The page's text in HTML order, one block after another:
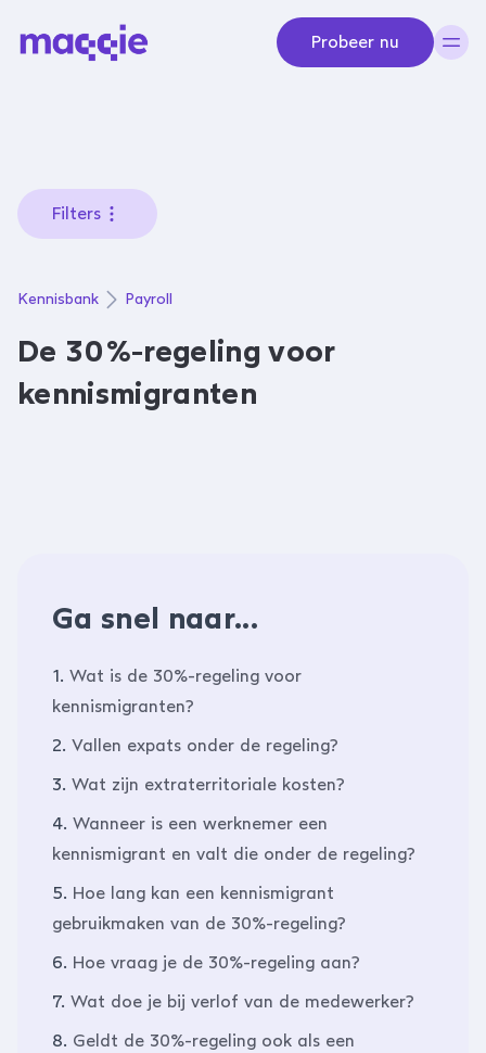
Probeer nu
Filters
Kennisbank Payroll
De 30%-regeling voor
kennismigranten
Ga snel naar...
1. Wat is de 30%-regeling voor
kennismigranten?
2. Vallen expats onder de regeling?
3. Wat zijn extraterritoriale kosten?
4. Wanneer is een werknemer een
kennismigrant en valt die onder de regeling?
5. Hoe lang kan een kennismigrant
gebruikmaken van de 30%-regeling?
6. Hoe vraag je de 30%-regeling aan?
7. Wat doe je bij verlof van de medewerker?
8. Geldt de 30%-regeling ook als een